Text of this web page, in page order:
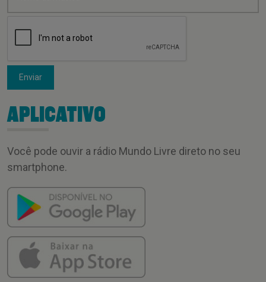
Enviar
APLICATIVO
Você pode ouvir a rádio Mundo Livre direto no seu
smartphone.